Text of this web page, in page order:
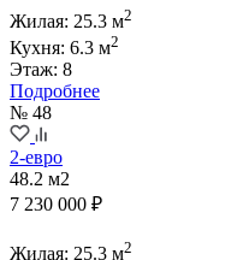
Жилая: 25.3 м2
Кухня: 6.3 м2
Этаж: 8
Подробнее
№ 48
2-евро
48.2 м2
7 230 000 ₽
Жилая: 25.3 м2